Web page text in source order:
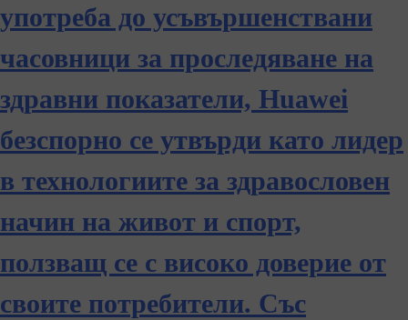
употреба до усъвършенствани
часовници за проследяване на
здравни показатели, Huawei
безспорно се утвърди като лидер
в технологиите за здравословен
начин на живот и спорт,
ползващ се с високо доверие от
своите потребители. Със